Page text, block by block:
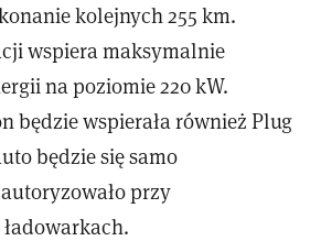
kolejnych 255 km.
wspiera maksymalnie
na poziomie 220 kW.
będzie wspierała również Plug
będzie się samo
przy